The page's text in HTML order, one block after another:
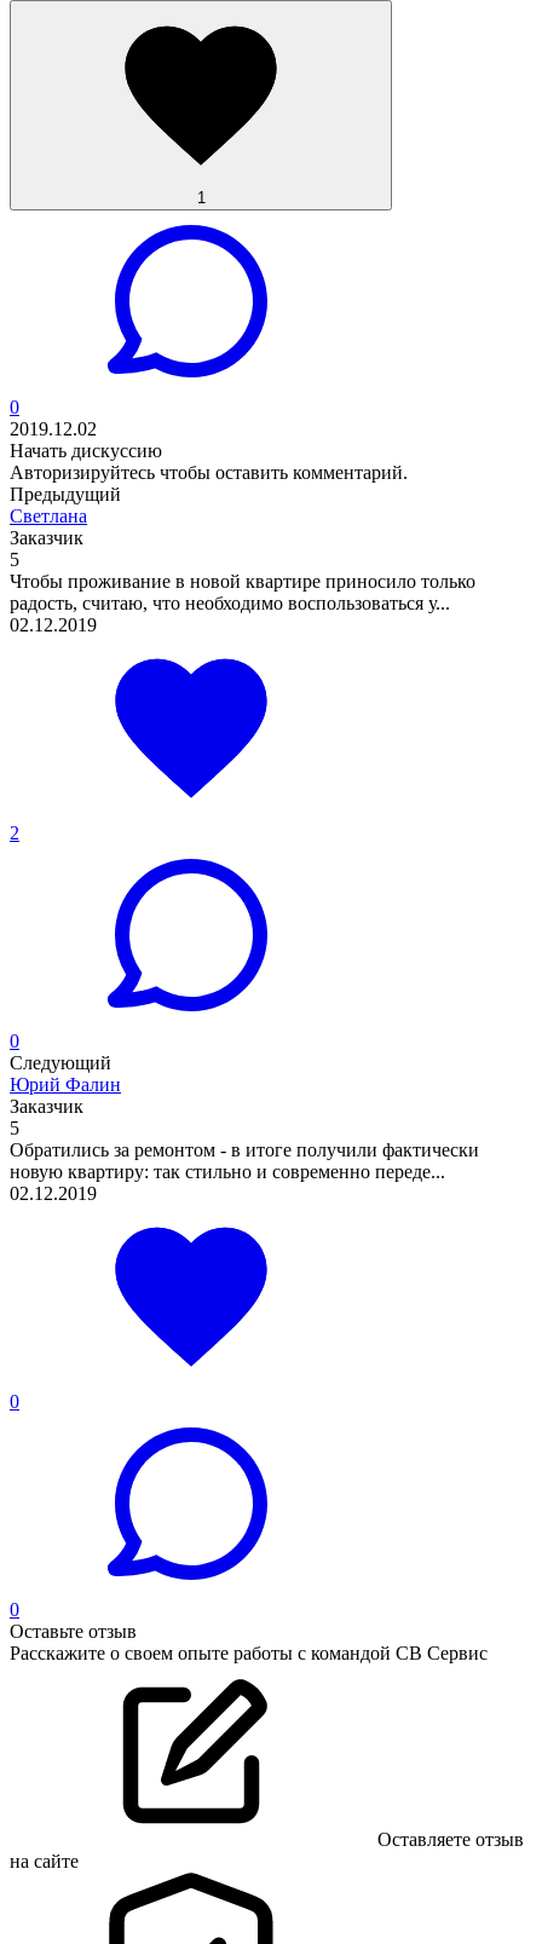
1
0
2019.12.02
Начать дискуссию
Авторизируйтесь чтобы оставить комментарий.
Предыдущий
Светлана
Заказчик
5
Чтобы проживание в новой квартире приносило только
радость, считаю, что необходимо воспользоваться у...
02.12.2019
2
0
Следующий
Юрий Фалин
Заказчик
5
Обратились за ремонтом - в итоге получили фактически
новую квартиру: так стильно и современно переде...
02.12.2019
0
0
Оставьте отзыв
Расскажите о своем опыте работы с командой СВ Сервис
Оставляете отзыв
на сайте